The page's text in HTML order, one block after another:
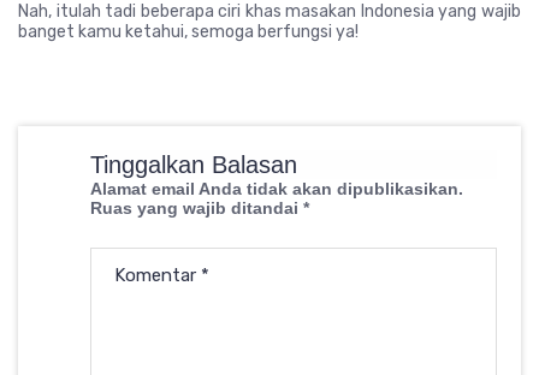
Nah, itulah tadi beberapa ciri khas masakan Indonesia yang wajib
banget kamu ketahui, semoga berfungsi ya!
Tinggalkan Balasan
Alamat email Anda tidak akan dipublikasikan.
Ruas yang wajib ditandai *
Komentar *